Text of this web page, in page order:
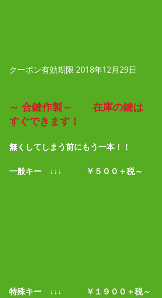
クーポン有効期限 2018年12月29日
～ 合鍵作製～　　在庫の鍵は
すぐできます！
無くしてしまう前にもう一本！！
一般キー　↓↓↓　　　￥５００＋税～
特殊キー　↓↓↓　　　￥１９００＋税～